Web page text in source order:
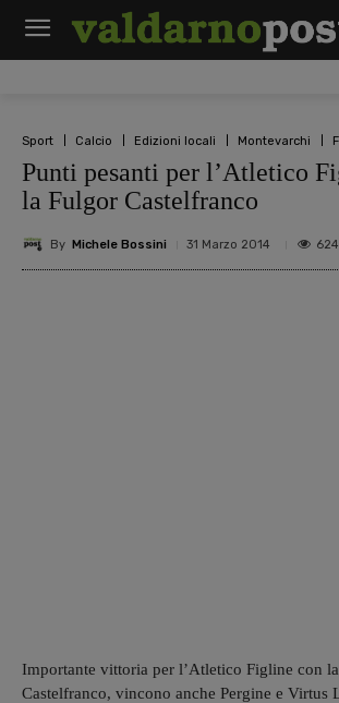
Sport Calcio Edizioni locali Montevarchi
Punti pesanti per l’Atletico
la Fulgor Castelfranco
By Michele Bossini 31 Marzo 2014 624
Importante vittoria per l’Atletico Figline con
Castelfranco, vincono anche Pergine e Virtus